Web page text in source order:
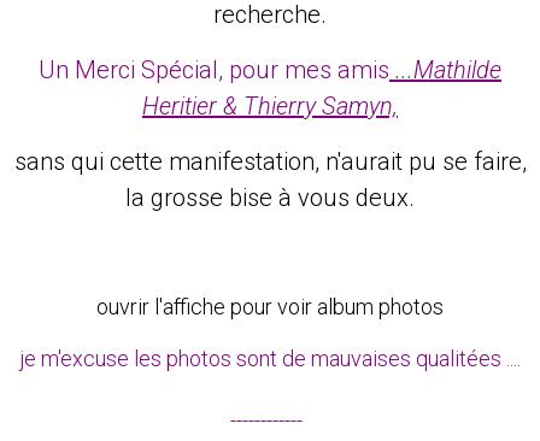
recherche.
Un Merci Spécial, pour mes amis ...Mathilde
Heritier & Thierry Samyn,
sans qui cette manifestation, n'aurait pu se faire,
la grosse bise à vous deux.
ouvrir l'affiche pour voir album photos
je m'excuse les photos sont de mauvaises qualitées ....
------------